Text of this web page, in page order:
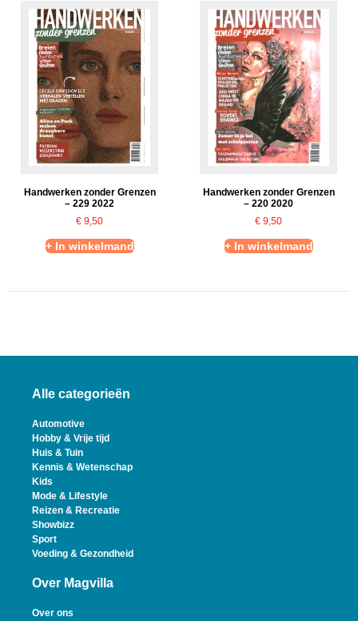
Handwerken zonder Grenzen
– 229 2022
€ 9,50
+ In winkelmand
Handwerken zonder Grenzen
– 220 2020
€ 9,50
+ In winkelmand
Alle categorieën
Automotive
Hobby & Vrije tijd
Huis & Tuin
Kennis & Wetenschap
Kids
Mode & Lifestyle
Reizen & Recreatie
Showbizz
Sport
Voeding & Gezondheid
Over Magvilla
Over ons